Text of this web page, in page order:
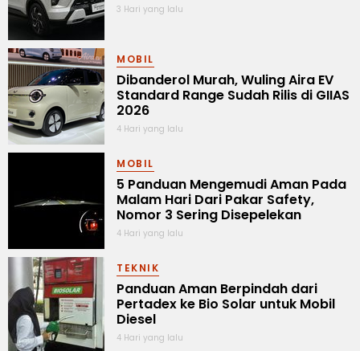
3 Hari yang lalu
MOBIL
Dibanderol Murah, Wuling Aira EV
Standard Range Sudah Rilis di GIIAS
2026
4 Hari yang lalu
MOBIL
5 Panduan Mengemudi Aman Pada
Malam Hari Dari Pakar Safety,
Nomor 3 Sering Disepelekan
4 Hari yang lalu
TEKNIK
Panduan Aman Berpindah dari
Pertadex ke Bio Solar untuk Mobil
Diesel
4 Hari yang lalu